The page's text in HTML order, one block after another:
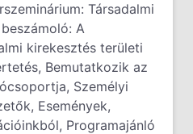
Társadalmi
A
kirekesztés területi
Bemutatkozik az
Személyi
Események,
Programajánló